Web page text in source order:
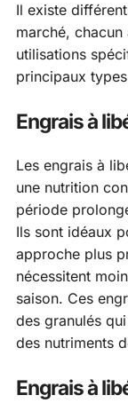
Il existe
marché,
utilisations
principaux
Engrais à
Les engrais à
une nutrition
période
Ils sont idéaux
approche plus
nécessitent
saison. Ces
des granulés
des nutriments
Engrais à